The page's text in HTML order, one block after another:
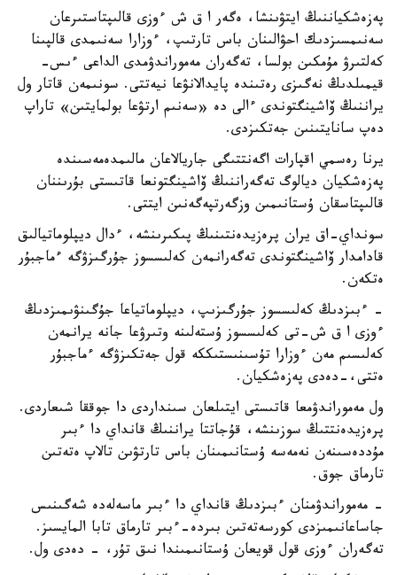
پەزەشكياننىڭ ايتۋىنشا، ەگەر ا ق ش ءوزى قالىپتاستىرعان
سەنىمسىزدىك احۋالىنان باس تارتىپ، ءوزارا سەنىمدى قالپىنا
كەلتىرۋ مۇمكىن بولسا، تەگەران مەموراندۋمدى الداعى ءىس-
قيمىلدىڭ نەگىزى رەتىندە پايدالانۋعا نيەتتى. سونىمەن قاتار ول
يراننىڭ ۆاشينگتوندى ءالى دە «سەنىم ارتۋعا بولمايتىن» تاراپ
دەپ سانايتىنىن جەتكىزدى.
يرنا رەسمي اقپارات اگەنتتىگى جاريالاعان مالىمدەمەسىندە
پەزەشكيان ديالوگ تەگەراننىڭ ۆاشينگتونعا قاتىستى بۇرىننان
قالىپتاسقان ۇستانىمىن وزگەرتپەگەنىن ايتتى.
سونداي-اق يران پرەزيدەنتىنىڭ پىكىرىنشە، ءدال ديپلوماتيالىق
قادامدار ۆاشينگتوندى تەگەرانمەن كەلىسسوز جۇرگىزۋگە ءماجبۇر
ەتكەن.
- ءبىزدىڭ كەلىسسوز جۇرگىزىپ، ديپلوماتياعا جۇگىنۋىمىزدىڭ
ءوزى ا ق ش-تى كەلىسسوز ۇستەلىنە وتىرۋعا جانە يرانمەن
كەلىسىم مەن ءوزارا تۇسىنىستىككە قول جەتكىزۋگە ءماجبۇر
ەتتى،-دەدى پەزەشكيان.
ول مەموراندۋمعا قاتىستى ايتىلعان سىنداردى دا جوققا شىعاردى.
پرەزيدەنتتىڭ سوزىنشە، قۇجاتتا يراننىڭ قانداي دا ءبىر
مۇددەسىنەن نەمەسە ۇستانىمىنان باس تارتۋىن تالاپ ەتەتىن
تارماق جوق.
- مەموراندۋمنان ءبىزدىڭ قانداي دا ءبىر ماسەلەدە شەگىنىس
جاساعانىمىزدى كورسەتەتىن بىردە-ءبىر تارماق تابا المايسىز.
تەگەران ءوزى قول قويعان ۇستانىمىندا نىق تۇر، - دەدى ول.